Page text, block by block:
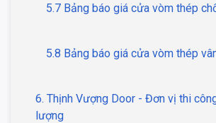
5.7 Bảng báo giá cửa vòm thép
5.8 Bảng báo giá cửa vòm thép
6. Thịnh Vượng Door - Đơn vị thi
lượng